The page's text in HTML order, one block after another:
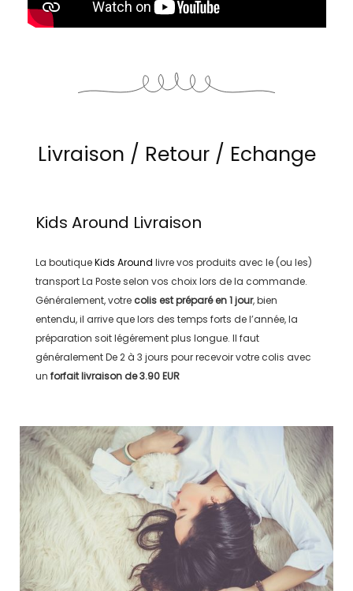
Livraison / Retour / Echange
Kids Around Livraison
La boutiqueKids Around livre vos produits avec le (ou les)
transportLa Posteselon vos choix lors de la commande.
Généralement, votre colis est préparé en1 jour, bien
entendu, il arrive que lors des temps forts de l’année, la
préparation soit légérement plus longue. Il faut
généralementDe 2 à 3 jours pour recevoir votre colis avec
un forfait livraison de3.90 EUR